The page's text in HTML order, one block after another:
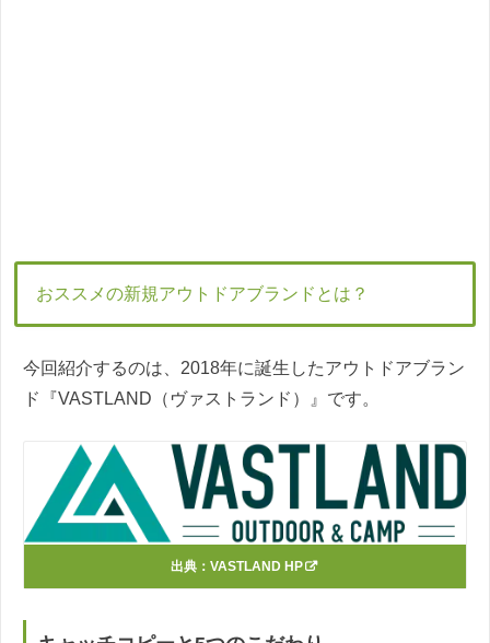
おススメの新規アウトドアブランドとは？
今回紹介するのは、2018年に誕生したアウトドアブラン
ド『VASTLAND（ヴァストランド）』です。
出典： VASTLAND HP